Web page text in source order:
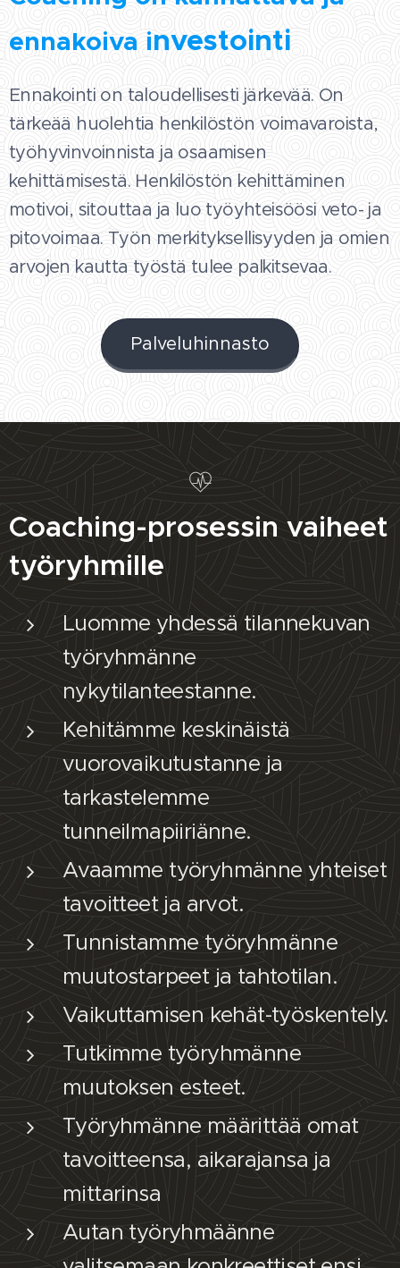
ennakoiva investointi
Ennakointi on taloudellisesti järkevää. On
tärkeää huolehtia henkilöstön voimavaroista,
työhyvinvoinnista ja osaamisen
kehittämisestä. Henkilöstön kehittäminen
motivoi, sitouttaa ja luo työyhteisöösi veto- ja
pitovoimaa. Työn merkityksellisyyden ja omien
arvojen kautta työstä tulee palkitsevaa.
Palveluhinnasto
Coaching-prosessin vaiheet
työryhmille
Luomme yhdessä tilannekuvan
työryhmänne
nykytilanteestanne.
Kehitämme keskinäistä
vuorovaikutustanne ja
tarkastelemme
tunneilmapiiriänne.
Avaamme työryhmänne yhteiset
tavoitteet ja arvot.
Tunnistamme työryhmänne
muutostarpeet ja tahtotilan.
Vaikuttamisen kehät-työskentely.
Tutkimme työryhmänne
muutoksen esteet.
Työryhmänne määrittää omat
tavoitteensa, aikarajansa ja
mittarinsa
Autan työryhmäänne